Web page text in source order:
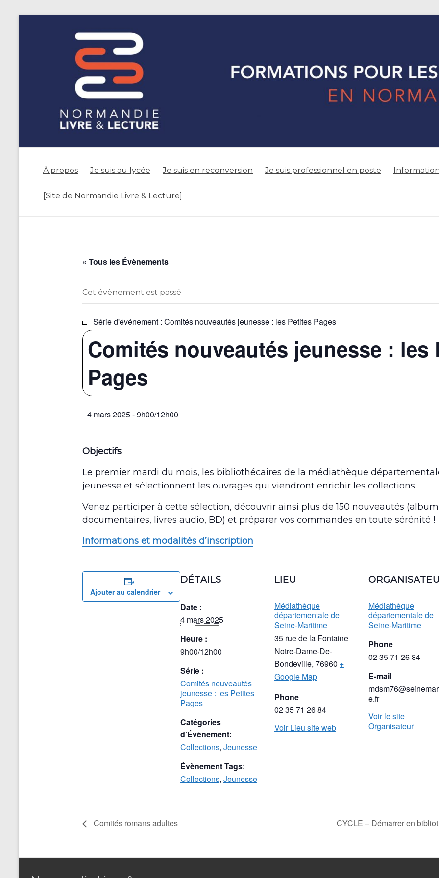
À propos Je suis au lycée Je suis en reconversion Je suis professionnel en poste
[Site de Normandie Livre & Lecture]
« Tous les Évènements
Cet évènement est passé
Série d'événement : Comités nouveautés jeunesse : les Petites Pages
Comités nouveautés jeunesse : les
Pages
4 mars 2025 - 9h00/12h00
Objectifs
Le premier mardi du mois, les bibliothécaires de la médiathèque
jeunesse et sélectionnent les ouvrages qui viendront enrichir les collections.
Venez participer à cette sélection, découvrir ainsi plus de 150 nouveautés
documentaires, livres audio, BD) et préparer vos commandes en toute sérénité !
Informations et modalités d’inscription
Ajouter au calendrier
DÉTAILS
Date :
4 mars 2025
Heure :
9h00/12h00
Série :
Comités nouveautés
jeunesse : les Petites
Pages
Catégories
d’Évènement:
Collections, Jeunesse
Évènement Tags:
Collections, Jeunesse
LIEU
Médiathèque
départementale de
Seine-Maritime
35 rue de la Fontaine
Notre-Dame-De-
Bondeville, 76960 +
Google Map
Phone
02 35 71 26 84
Voir Lieu site web
Médiathèque
départementale de
Seine-Maritime
Phone
02 35 71 26 84
E-mail
e.fr
Voir le site
Organisateur
Comités romans adultes CYCLE – Démarrer en